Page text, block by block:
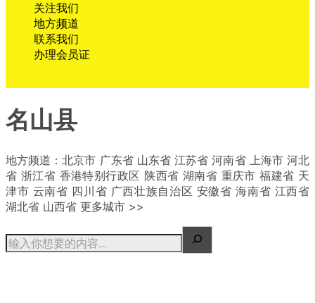
关注我们
地方频道
联系我们
办理会员证
名山县
地方频道：北京市 广东省 山东省 江苏省 河南省 上海市 河北
省 浙江省 香港特别行政区 陕西省 湖南省 重庆市 福建省 天
津市 云南省 四川省 广西壮族自治区 安徽省 海南省 江西省
湖北省 山西省 更多城市 >>